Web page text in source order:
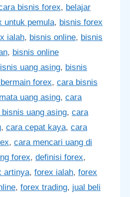
bisnis forex, belajar
untuk pemula, bisnis forex
ialah, bisnis online, bisnis
, bisnis online
uang asing, bisnis
forex, cara bisnis
uang asing, cara
uang asing, cara
, cara cepat kaya, cara
, cara mencari uang di
forex, definisi forex,
artinya, forex ialah, forex
, forex trading, jual beli